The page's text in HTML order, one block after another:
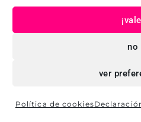
no
ver
Política de cookies
diferentes
estrella (sticks,
chocolatinas) y
fácil de llevar a